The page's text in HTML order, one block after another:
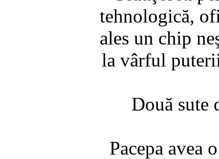
tehnologică,
ales un chip
la vârful
Două
Pacepa avea